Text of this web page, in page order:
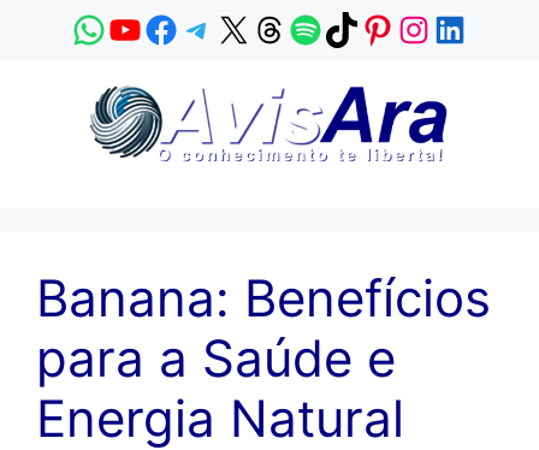
WhatsApp
YouTube
Facebook
Telegram
X Threads
Spotify
TikTok
Pinterest
Instagram
Banana: Benefícios
para a Saúde e
Energia Natural